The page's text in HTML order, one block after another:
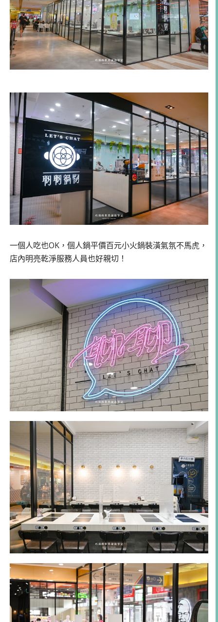
一個人吃也OK，個人鍋平價百元小火鍋裝潢氣氛不馬虎，
店內明亮乾淨服務人員也好親切！